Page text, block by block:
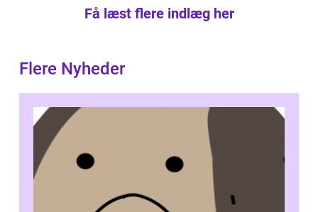
Få læst flere indlæg her
Flere Nyheder